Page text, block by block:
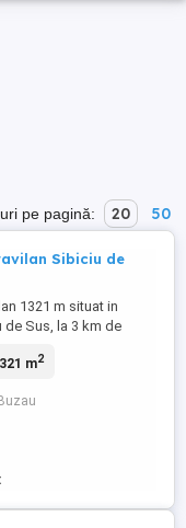
pe pagină: 20 50
Sibiciu de
1321 m situat in
de Sus, la 3 km de
stau la dispizitie.
m2